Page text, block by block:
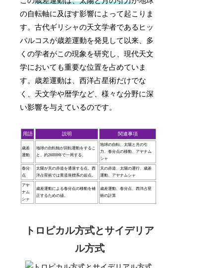
の自転軸に及ぼす影響によって起こりま
す。古代ギリシャの天文学者であるヒッ
パルコスが歳差運動を発見して以来、多
くの学者がこの現象を研究し、現代天文
学においても重要な位置を占めていま
す。歳差運動は、西洋占星術だけでな
く、天文学や暦学など、様々な分野に深
い影響を与えているのです。
用語 説明 関連事項
歳差
運動
地球の自転軸が回転運動をするこ
と。約26000年で一周する。
地球の自転、太陽と月の引
力、春分点の移動、アヤナム
シャ
春分
点
太陽が天の赤道を通過する点。西
洋占星術では黄道座標系の起点。
天の赤道、太陽の運行、歳差
運動、アヤナムシャ
アヤ
ナム
シャ
歳差運動による春分点の移動を補
正するための値。
歳差運動、春分点、西洋占星
術の計算
トロピカル方式とサイデリア
ル方式